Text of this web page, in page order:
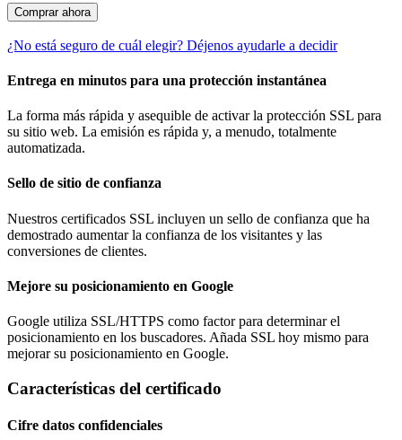
Comprar ahora
¿No está seguro de cuál elegir? Déjenos ayudarle a decidir
Entrega en minutos para una protección instantánea
La forma más rápida y asequible de activar la protección SSL para
su sitio web. La emisión es rápida y, a menudo, totalmente
automatizada.
Sello de sitio de confianza
Nuestros certificados SSL incluyen un sello de confianza que ha
demostrado aumentar la confianza de los visitantes y las
conversiones de clientes.
Mejore su posicionamiento en Google
Google utiliza SSL/HTTPS como factor para determinar el
posicionamiento en los buscadores. Añada SSL hoy mismo para
mejorar su posicionamiento en Google.
Características del certificado
Cifre datos confidenciales